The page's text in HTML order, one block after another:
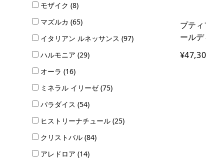
モザイク (8)
マズルカ (65)
イタリアン ルネッサンス (97)
ハルモニア (29)
オーラ (16)
ミネラル イリーゼ (75)
パラダイス (54)
ヒストリーナチュール (25)
クリストバル (84)
アレドロア (14)
プテ
ール